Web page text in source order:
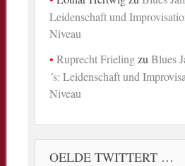
Leidenschaft und
Niveau
Ruprecht FrielingzuBlues
´s: Leidenschaft und
Niveau
OELDE TWITTERT …